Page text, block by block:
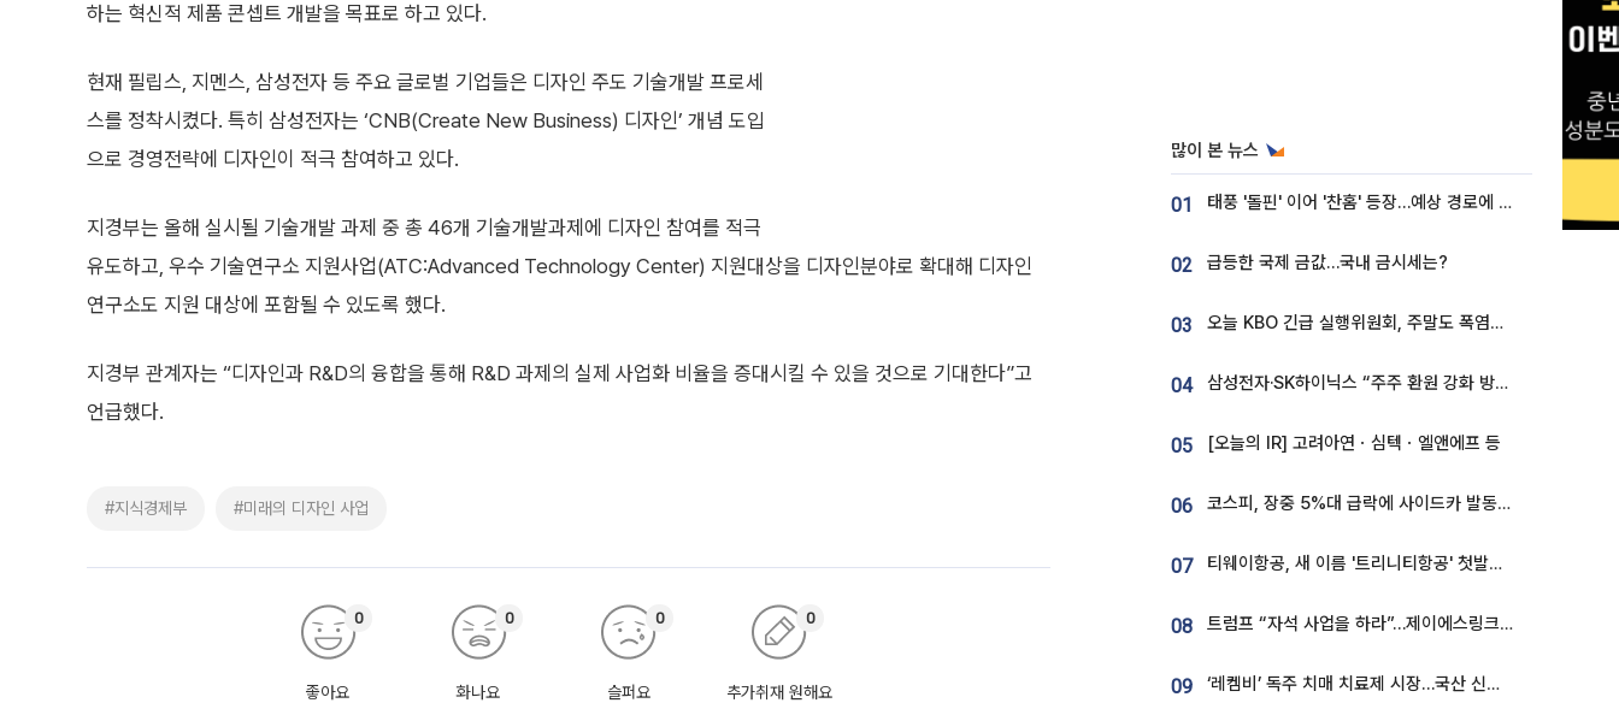
하는 혁신적 제품 콘셉트 개발을 목표로 하고 있다.
현재 필립스, 지멘스, 삼성전자 등 주요 글로벌 기업들은 디자인 주도 기술개발 프로세
스를 정착시켰다. 특히 삼성전자는 ‘CNB(Create New Business) 디자인’ 개념 도입
으로 경영전략에 디자인이 적극 참여하고 있다.
지경부는 올해 실시될 기술개발 과제 중 총 46개 기술개발과제에 디자인 참여를 적극
유도하고, 우수 기술연구소 지원사업(ATC:Advanced Technology Center) 지원대상을 디자인분야로 확대해 디자인
연구소도 지원 대상에 포함될 수 있도록 했다.
지경부 관계자는 “디자인과 R&D의 융합을 통해 R&D 과제의 실제 사업화 비율을 증대시킬 수 있을 것으로 기대한다”고
언급했다.
#지식경제부 #미래의 디자인 사업
좋아요
0
화나요
0
슬퍼요
0
추가취재 원해요
0
많이 본 뉴스
01 태풍 '돌핀' 이어 '찬홈' 등장…예상 경로에 한국 '한숨'
02 급등한 국제 금값…국내 금시세는?
03 오늘 KBO 긴급 실행위원회, 주말도 폭염취소 될까
04 삼성전자·SK하이닉스 “주주 환원 강화 방안 마련”
05 [오늘의 IR] 고려아연ㆍ심텍ㆍ엘앤에프 등
06 코스피, 장중 5%대 급락에 사이드카 발동…삼성·SK 동반 폭락
07 티웨이항공, 새 이름 '트리니티항공' 첫발…SSC 전략 본격화
08 트럼프 “자석 사업을 하라”…제이에스링크, 비중국 영구자석 공급망 구축 속도
09 ‘레켐비’ 독주 치매 치료제 시장…국산 신약 등장하나